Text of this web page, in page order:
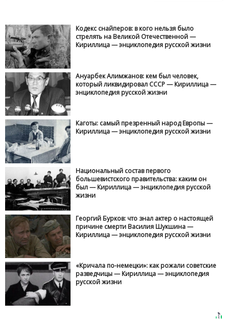
Кодекс снайперов: в кого нельзя было
стрелять на Великой Отечественной —
Кириллица — энциклопедия русской жизни
Ануарбек Алимжанов: кем был человек,
который ликвидировал СССР — Кириллица —
энциклопедия русской жизни
Каготы: самый презренный народ Европы —
Кириллица — энциклопедия русской жизни
Национальный состав первого
большевистского правительства: каким он
был — Кириллица — энциклопедия русской
жизни
Георгий Бурков: что знал актер о настоящей
причине смерти Василия Шукшина —
Кириллица — энциклопедия русской жизни
«Кричала по-немецки»: как рожали советские
разведчицы — Кириллица — энциклопедия
русской жизни